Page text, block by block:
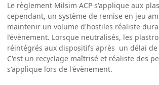
Le règlement Milsim ACP s'applique aux
cependant, un système de remise en jeu
maintenir un volume d'hostiles réaliste
l’évènement. Lorsque neutralisés, les
réintégrés aux dispositifs après un délai
C'est un recyclage maîtrisé et réaliste des
s'applique lors de l'èvènement.